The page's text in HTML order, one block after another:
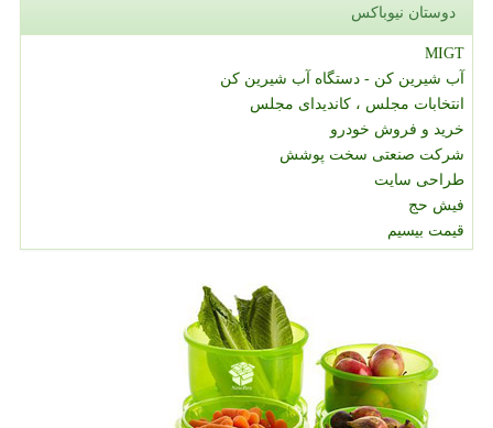
دوستان نیوباکس
MIGT
آب شیرین کن - دستگاه آب شیرین کن
انتخابات مجلس ، کاندیدای مجلس
خرید و فروش خودرو
شرکت صنعتی سخت پوشش
طراحی سایت
فیش حج
قیمت بیسیم